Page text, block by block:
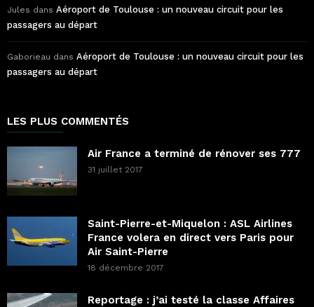
Jules dans Aéroport de Toulouse : un nouveau circuit pour les
passagers au départ
Gaborieau dans Aéroport de Toulouse : un nouveau circuit pour les
passagers au départ
LES PLUS COMMENTÉS
Air France a terminé de rénover ses 777
31 juillet 2017
Saint-Pierre-et-Miquelon : ASL Airlines
France volera en direct vers Paris pour
Air Saint-Pierre
18 décembre 2017
Reportage : j’ai testé la classe Affaires